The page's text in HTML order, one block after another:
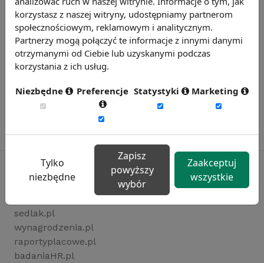
Rynekpracy.pl
sedlak.pl
wynagrodzenia.pl
raportyplacowe.pl
badaniaHR.pl
korzystasz z naszej witryny, udostępniamy partnerom
społecznościowym, reklamowym i analitycznym.
Partnerzy mogą połączyć te informacje z innymi danymi
otrzymanymi od Ciebie lub uzyskanymi podczas
korzystania z ich usług.
Niezbędne Preferencje Statystyki Marketing
Tylko
niezbędne
Zapisz
powyższy
wybór
Zaakceptuj
wszystkie